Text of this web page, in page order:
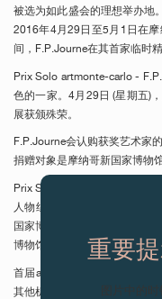
被选为如此盛会的理想举办地
2016年4月29日至5月1日在摩
间，F.P.Journe在其首家临时
Prix Solo artmonte-carlo -
色的一家。4月29日 (星期五)
展获颁殊荣。
F.P.Journe会认购获奖艺术家
捐赠对象是摩纳哥新国家博物
Prix Solo artmonte-carlo –
人物组成：摩纳哥新国家博物
国家博物馆 (Musée Reina
博物馆 (Monnaie de Paris) 文
首届artmonde-carlo蒙地卡罗
其他机构助阵，例如摩纳哥新
重要
图片中的